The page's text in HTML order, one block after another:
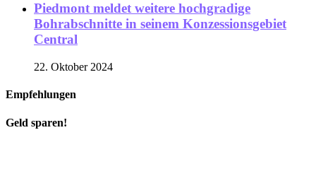
Piedmont meldet weitere hochgradige
Bohrabschnitte in seinem Konzessionsgebiet
Central
22. Oktober 2024
Empfehlungen
Geld sparen!